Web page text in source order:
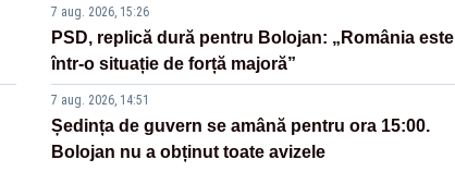
7 aug. 2026, 15:26
PSD, replică dură pentru Bolojan: „România este
într-o situație de forță majoră”
7 aug. 2026, 14:51
Ședința de guvern se amână pentru ora 15:00.
Bolojan nu a obținut toate avizele